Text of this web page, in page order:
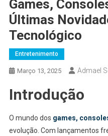
Games,
Últimas
Tecnológico
Entretenimento
Março 13, 2025 Admael
Introdução
O mundo dos games,
evolução. Com lançamentos